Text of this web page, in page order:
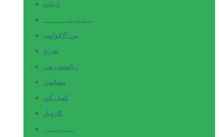
ادبیات
بہت کچھ۔ ۔۔۔۔۔
بین الاقوامی
تفریح
ریاستوں سے
مضامین
کھیل کود
کاروبار
ہندوستان